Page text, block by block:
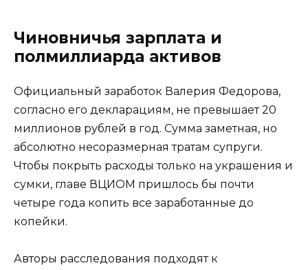
Чиновничья зарплата и
полмиллиарда активов
Официальный заработок Валерия Федорова,
согласно его декларациям, не превышает 20
миллионов рублей в год. Сумма заметная, но
абсолютно несоразмерная тратам супруги.
Чтобы покрыть расходы только на украшения и
сумки, главе ВЦИОМ пришлось бы почти
четыре года копить все заработанные до
копейки.
Авторы расследования подходят к